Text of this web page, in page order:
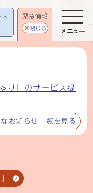
ト
緊急情報
閉じる
り」のサービス提
お知らせ一覧を見る
メニュー